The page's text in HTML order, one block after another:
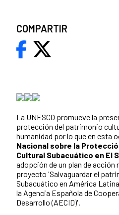
La UNESCO promueve la
protección del patrimonio
humanidad por lo que en esta
Nacional sobre la
Cultural Subacuático en El
adopción de un plan de acción
proyecto 'Salvaguardar el
Subacuático en América
la Agencia Española de
Desarrollo (AECID)'.
COMPARTIR